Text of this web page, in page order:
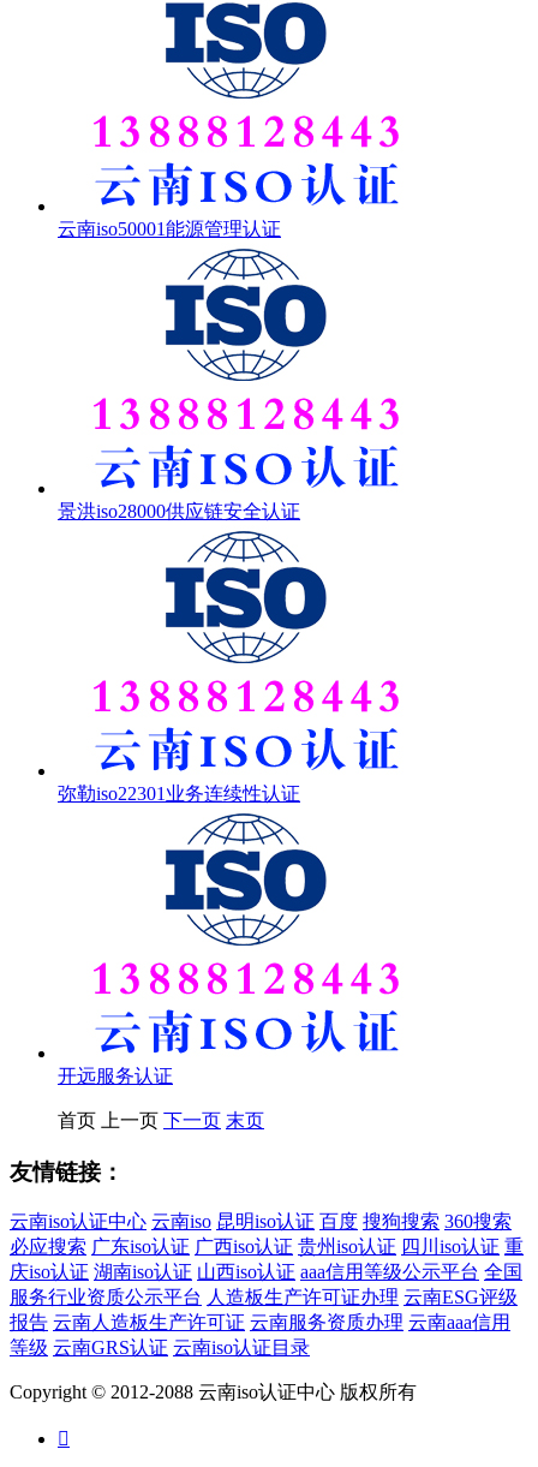
云南iso50001能源管理认证
景洪iso28000供应链安全认证
弥勒iso22301业务连续性认证
开远服务认证
首页 上一页 下一页 末页
友情链接：
云南iso认证中心 云南iso 昆明iso认证 百度 搜狗搜索 360搜索
必应搜索 广东iso认证 广西iso认证 贵州iso认证 四川iso认证 重
庆iso认证 湖南iso认证 山西iso认证 aaa信用等级公示平台 全国
服务行业资质公示平台 人造板生产许可证办理 云南ESG评级
报告 云南人造板生产许可证 云南服务资质办理 云南aaa信用
等级 云南GRS认证 云南iso认证目录
Copyright © 2012-2088 云南iso认证中心 版权所有
